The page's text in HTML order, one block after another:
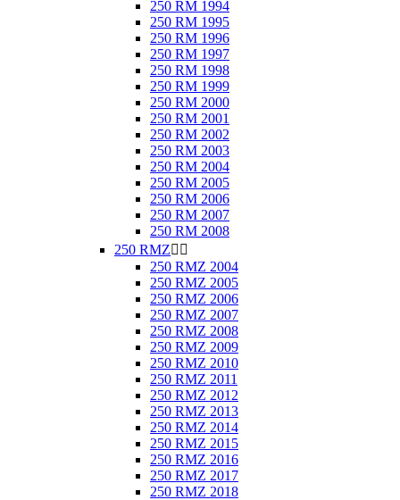
250 RM 1994
250 RM 1995
250 RM 1996
250 RM 1997
250 RM 1998
250 RM 1999
250 RM 2000
250 RM 2001
250 RM 2002
250 RM 2003
250 RM 2004
250 RM 2005
250 RM 2006
250 RM 2007
250 RM 2008
250 RMZ 
250 RMZ 2004
250 RMZ 2005
250 RMZ 2006
250 RMZ 2007
250 RMZ 2008
250 RMZ 2009
250 RMZ 2010
250 RMZ 2011
250 RMZ 2012
250 RMZ 2013
250 RMZ 2014
250 RMZ 2015
250 RMZ 2016
250 RMZ 2017
250 RMZ 2018